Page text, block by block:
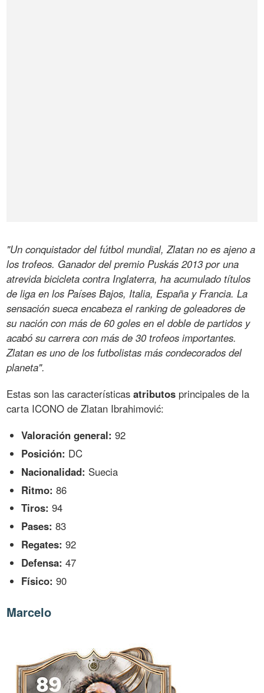
"Un conquistador del fútbol mundial, Zlatan no es ajeno a
los trofeos. Ganador del premio Puskás 2013 por una
atrevida bicicleta contra Inglaterra, ha acumulado títulos
de liga en los Países Bajos, Italia, España y Francia. La
sensación sueca encabeza el ranking de goleadores de
su nación con más de 60 goles en el doble de partidos y
acabó su carrera con más de 30 trofeos importantes.
Zlatan es uno de los futbolistas más condecorados del
planeta".
Estas son las característicasatributos principales de la
carta ICONO de Zlatan Ibrahimović:
Valoración general: 92
Posición: DC
Nacionalidad: Suecia
Ritmo: 86
Tiros: 94
Pases: 83
Regates: 92
Defensa: 47
Físico: 90
Marcelo